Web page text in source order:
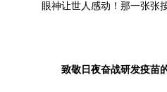
眼神让世人感动！那一张张
致敬日夜奋战研发疫苗